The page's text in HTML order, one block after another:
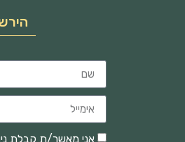
אני מאשר/ת קבלת